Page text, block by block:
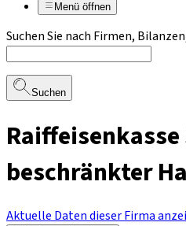
Menü öffnen
Suchen Sie nach Firmen,
Suchen
beschränkter
Aktuelle Daten dieser Firma